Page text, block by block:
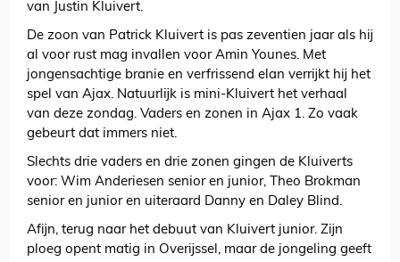
van Justin Kluivert.
De zoon van Patrick Kluivert is pas zeventien jaar als hij
al voor rust mag invallen voor Amin Younes. Met
jongensachtige branie en verfrissend elan verrijkt hij het
spel van Ajax. Natuurlijk is mini-Kluivert het verhaal
van deze zondag. Vaders en zonen in Ajax 1. Zo vaak
gebeurt dat immers niet.
Slechts drie vaders en drie zonen gingen de Kluiverts
voor: Wim Anderiesen senior en junior, Theo Brokman
senior en junior en uiteraard Danny en Daley Blind.
Afijn, terug naar het debuut van Kluivert junior. Zijn
ploeg opent matig in Overijssel, maar de jongeling geeft